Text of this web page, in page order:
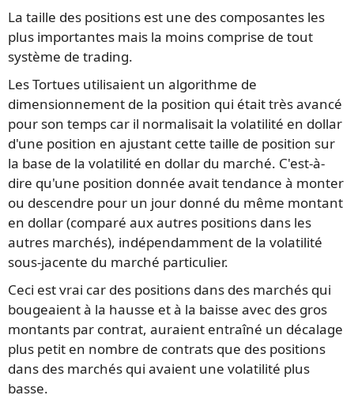
La taille des positions est une des composantes les
plus importantes mais la moins comprise de tout
système de trading.
Les Tortues utilisaient un algorithme de
dimensionnement de la position qui était très avancé
pour son temps car il normalisait la volatilité en dollar
d'une position en ajustant cette taille de position sur
la base de la volatilité en dollar du marché. C'est-à-
dire qu'une position donnée avait tendance à monter
ou descendre pour un jour donné du même montant
en dollar (comparé aux autres positions dans les
autres marchés), indépendamment de la volatilité
sous-jacente du marché particulier.
Ceci est vrai car des positions dans des marchés qui
bougeaient à la hausse et à la baisse avec des gros
montants par contrat, auraient entraîné un décalage
plus petit en nombre de contrats que des positions
dans des marchés qui avaient une volatilité plus
basse.